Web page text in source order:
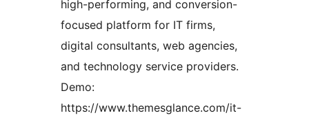
high-performing, and conversion-
focused platform for IT firms,
digital consultants, web agencies,
and technology service providers.
Demo:
https://www.themesglance.com/it-